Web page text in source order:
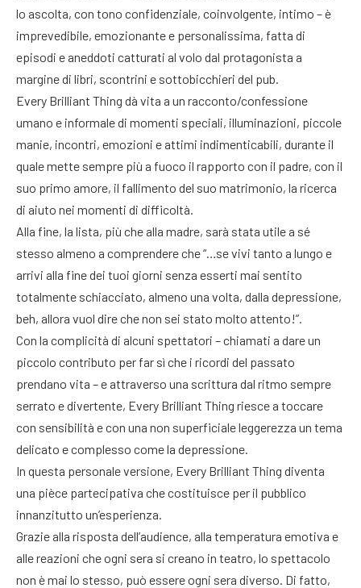
lo ascolta, con tono confidenziale, coinvolgente, intimo – è
imprevedibile, emozionante e personalissima, fatta di
episodi e aneddoti catturati al volo dal protagonista a
margine di libri, scontrini e sottobicchieri del pub.
Every Brilliant Thing dà vita a un racconto/confessione
umano e informale di momenti speciali, illuminazioni, piccole
manie, incontri, emozioni e attimi indimenticabili, durante il
quale mette sempre più a fuoco il rapporto con il padre, con il
suo primo amore, il fallimento del suo matrimonio, la ricerca
di aiuto nei momenti di difficoltà.
Alla fine, la lista, più che alla madre, sarà stata utile a sé
stesso almeno a comprendere che “…se vivi tanto a lungo e
arrivi alla fine dei tuoi giorni senza esserti mai sentito
totalmente schiacciato, almeno una volta, dalla depressione,
beh, allora vuol dire che non sei stato molto attento!”.
Con la complicità di alcuni spettatori – chiamati a dare un
piccolo contributo per far sì che i ricordi del passato
prendano vita – e attraverso una scrittura dal ritmo sempre
serrato e divertente, Every Brilliant Thing riesce a toccare
con sensibilità e con una non superficiale leggerezza un tema
delicato e complesso come la depressione.
In questa personale versione, Every Brilliant Thing diventa
una pièce partecipativa che costituisce per il pubblico
innanzitutto un’esperienza.
Grazie alla risposta dell’audience, alla temperatura emotiva e
alle reazioni che ogni sera si creano in teatro, lo spettacolo
non è mai lo stesso, può essere ogni sera diverso. Di fatto,